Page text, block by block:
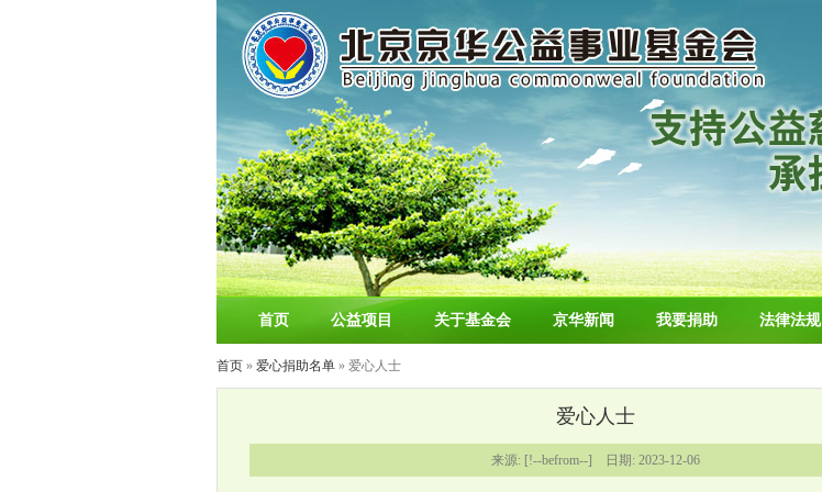
首页 公益项目 关于基金会 京华新闻 我要捐助 法律法规
首页 » 爱心捐助名单 » 爱心人士
爱心人士
来源: [!--befrom--] 日期: 2023-12-06